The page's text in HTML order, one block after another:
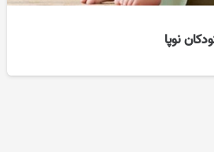
نوپا